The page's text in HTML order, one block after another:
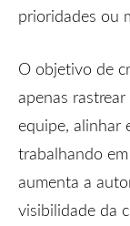
prioridades ou
O objetivo de
apenas
equipe, alinhar
trabalhando
aumenta a
visibilidade da